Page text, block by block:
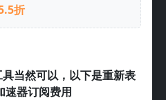
折
当然可以，以下是重新表
速器订阅费用